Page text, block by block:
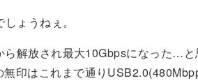
ょうねぇ。
ら解放され最大10Gbpsになった…
無印はこれまで通り